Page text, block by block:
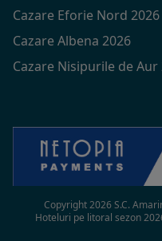
Cazare Eforie Nord 2026
Cazare Albena 2026
Cazare Nisipurile de Aur
Copyright 2026 S.C.
Hoteluri pe litoral sezon